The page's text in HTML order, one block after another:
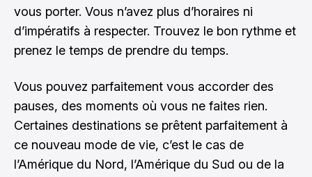
vous porter. Vous n’avez plus d’horaires ni
d’impératifs à respecter. Trouvez le bon rythme et
prenez le temps de prendre du temps.
Vous pouvez parfaitement vous accorder des
pauses, des moments où vous ne faites rien.
Certaines destinations se prêtent parfaitement à
ce nouveau mode de vie, c’est le cas de
l’Amérique du Nord, l’Amérique du Sud ou de la